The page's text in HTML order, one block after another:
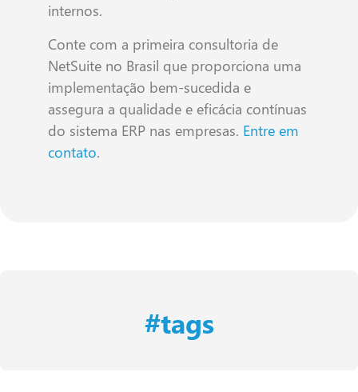
internos.
Conte com a primeira consultoria de
NetSuite no Brasil que proporciona uma
implementação bem-sucedida e
assegura a qualidade e eficácia contínuas
do sistema ERP nas empresas. Entre em
contato.
#tags